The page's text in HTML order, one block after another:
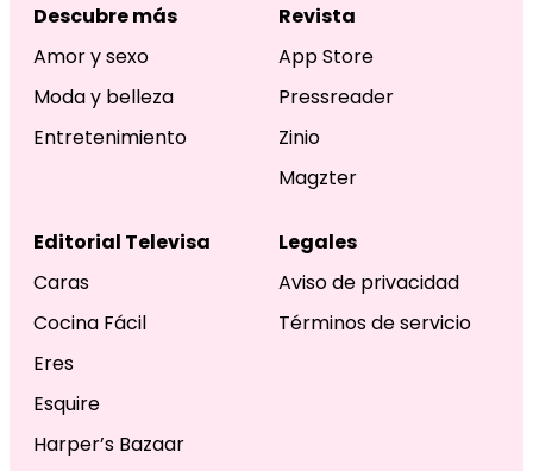
Descubre más
Amor y sexo
Moda y belleza
Entretenimiento
Revista
App Store
Pressreader
Zinio
Magzter
Editorial Televisa
Caras
Cocina Fácil
Eres
Esquire
Harper’s Bazaar
Legales
Aviso de privacidad
Términos de servicio